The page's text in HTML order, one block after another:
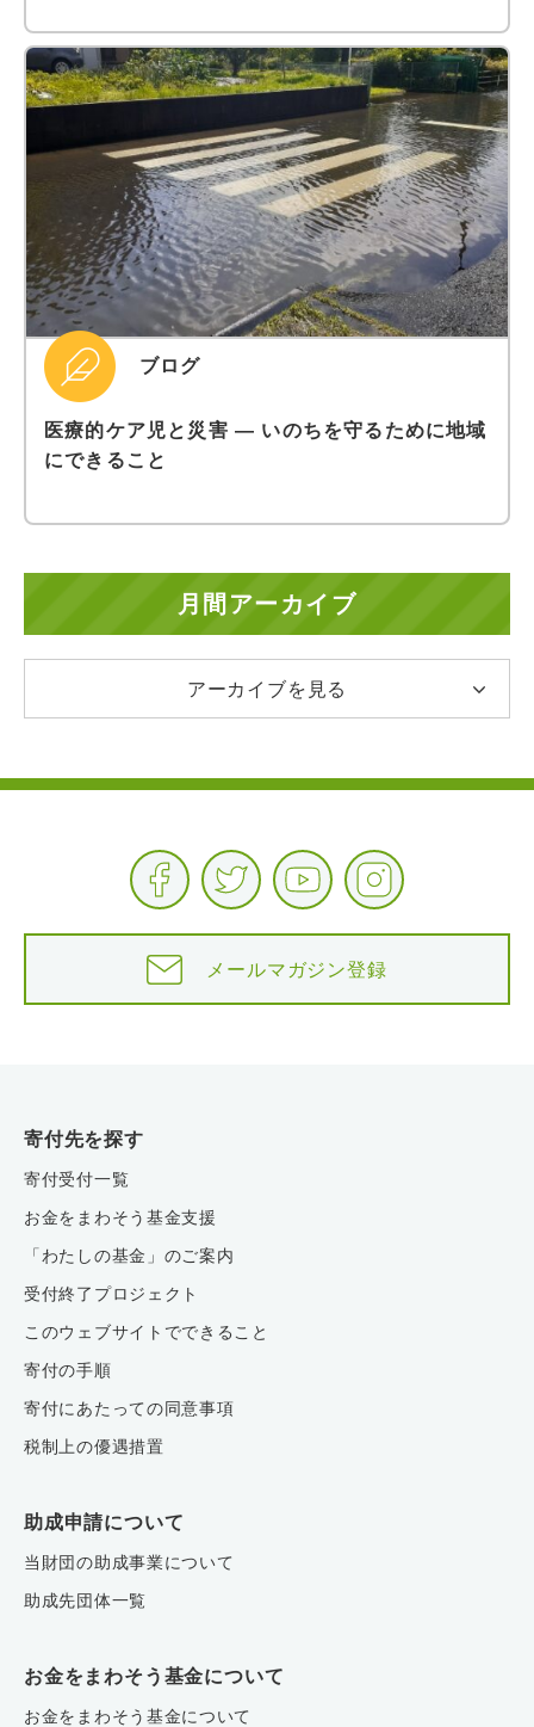
ブログ
医療的ケア児と災害 ― いのちを守るために地域
にできること
月間アーカイブ
アーカイブを見る
メールマガジン登録
寄付先を探す
寄付受付一覧
お金をまわそう基金支援
「わたしの基金」のご案内
受付終了プロジェクト
このウェブサイトでできること
寄付の手順
寄付にあたっての同意事項
税制上の優遇措置
助成申請について
当財団の助成事業について
助成先団体一覧
お金をまわそう基金について
お金をまわそう基金について